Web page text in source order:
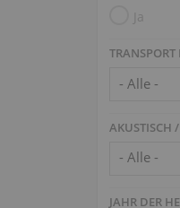
Ja
TRANSPORT
AKUSTISCH
JAHR DER